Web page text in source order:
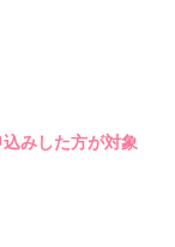
みした方が対象